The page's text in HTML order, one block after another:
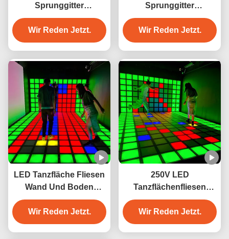
Sprunggitter
Interaktives Spiel
Supergitter
Wir Reden Jetzt.
Sprunggitter
Interaktives Spiel
Supergitter Wand und
Boden
Wir Reden Jetzt.
LED Tanzfläche Fliesen
Wand Und Boden
Springen Gitter
Interaktives Spiel
Wir Reden Jetzt.
250V LED
Tanzflächenfliesen
Interaktives Spiel
Supergrid 2 Jahre
Garantie
Wir Reden Jetzt.